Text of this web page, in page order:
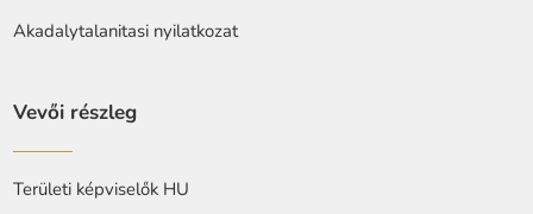
Akadalytalanitasi nyilatkozat
Vevői részleg
Területi képviselők HU